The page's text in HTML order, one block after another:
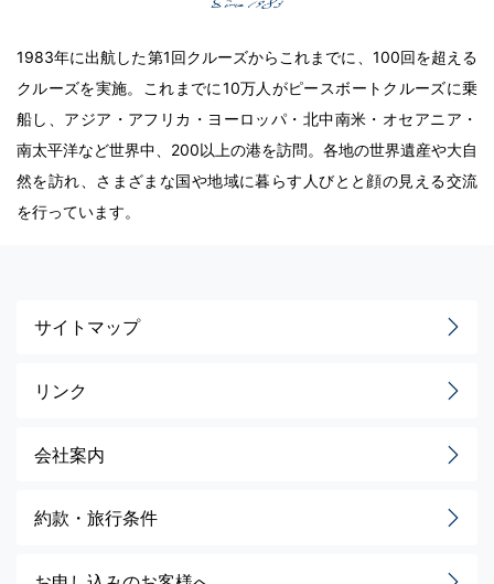
1983年に出航した第1回クルーズからこれまでに、100回を超える
クルーズを実施。これまでに10万人がピースボートクルーズに乗
船し、アジア・アフリカ・ヨーロッパ・北中南米・オセアニア・
南太平洋など世界中、200以上の港を訪問。各地の世界遺産や大自
然を訪れ、さまざまな国や地域に暮らす人びとと顔の見える交流
を行っています。
サイトマップ
リンク
会社案内
約款・旅行条件